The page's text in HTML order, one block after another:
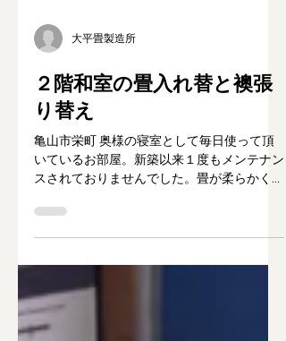
大平畳製造所
２階和室の畳入れ替と襖張
り替え
いているお部屋。新築以来１度もメンテナン
とのこと。そして襖も張り替えてお部屋が明
るくなったと喜んでいただきました。 畳情
報 床＝建材床3型...